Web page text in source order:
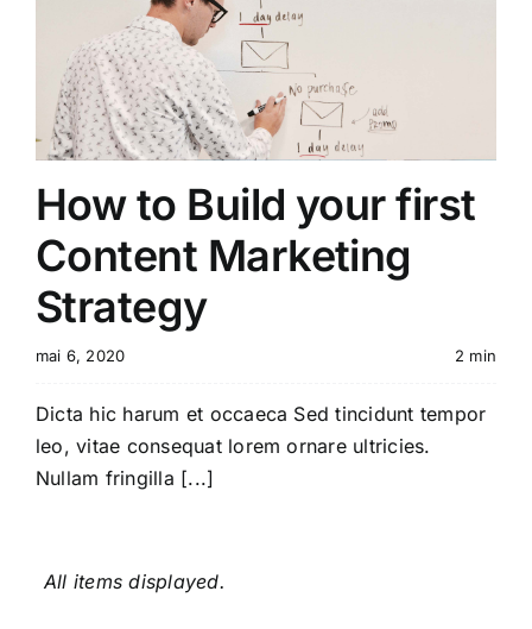
How to Build your first
Content Marketing
Strategy
mai 6, 2020 2 min
Dicta hic harum et occaeca Sed tincidunt tempor
leo, vitae consequat lorem ornare ultricies.
Nullam fringilla [...]